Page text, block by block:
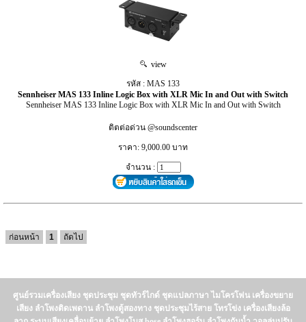
view
รหัส : MAS 133
Sennheiser MAS 133 Inline Logic Box with XLR Mic In and Out with Switch
Sennheiser MAS 133 Inline Logic Box with XLR Mic In and Out with Switch
ติตต่อด่วน @soundscenter
ราคา: 9,000.00 บาท
จำนวน :
ก่อนหน้า 1 ถัดไป
ศูนย์รวมเครื่องเสียง ชุดประชุม ชุดทัวร์ไกด์ ชุดแปลภาษา ไมโครโฟน เครื่องขยาย
เสียง ลำโพงติดเพดาน ลำโพงตู้สองทาง ชุดประชุมไร้สาย โทรโข่ง เครื่องเสียงล้อ